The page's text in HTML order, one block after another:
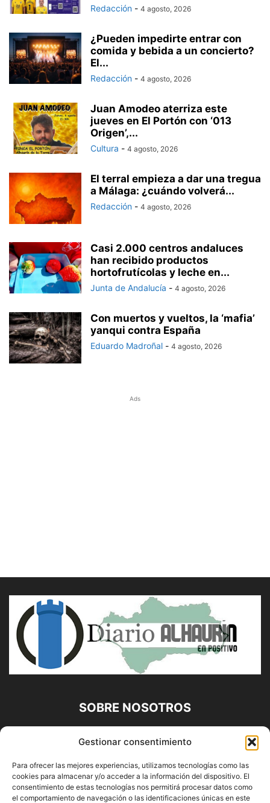
Gestionar consentimiento
Para ofrecer las mejores experiencias, utilizamos tecnologías como las
cookies para almacenar y/o acceder a la información del dispositivo. El
consentimiento de estas tecnologías nos permitirá procesar datos como
el comportamiento de navegación o las identificaciones únicas en este
Redacción - 4 agosto, 2026
¿Pueden impedirte entrar con
comida y bebida a un concierto?
El...
Redacción - 4 agosto, 2026
Juan Amodeo aterriza este
jueves en El Portón con ‘013
Origen’,...
Cultura - 4 agosto, 2026
El terral empieza a dar una tregua
a Málaga: ¿cuándo volverá...
Redacción - 4 agosto, 2026
Casi 2.000 centros andaluces
han recibido productos
hortofrutícolas y leche en...
Junta de Andalucía - 4 agosto, 2026
Con muertos y vueltos, la ‘mafia’
yanqui contra España
Eduardo Madroñal - 4 agosto, 2026
Ads
SOBRE NOSOTROS
Diario Alhaurín (www.alhaurindelatorre.com) Propiedad de
Francisco E. López López | 639 95 71 95 | Noticias de
Alhaurín de la Torre, Málaga y Provincia|
Contáctanos:info@alhaurindelatorre.com